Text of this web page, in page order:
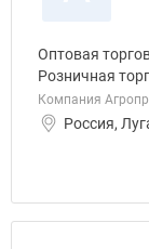
Оптовая
Розничная
Компания
Россия,